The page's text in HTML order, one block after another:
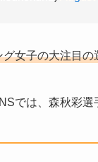
女子の大注目
では、森秋彩選